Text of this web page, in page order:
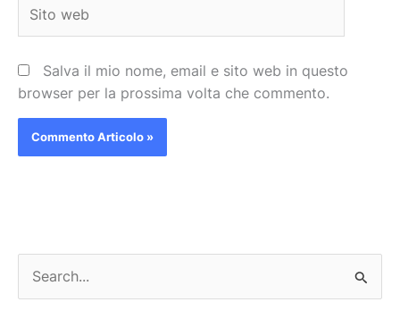
web
Salva il mio nome, email e sito web in questo
browser per la prossima volta che commento.